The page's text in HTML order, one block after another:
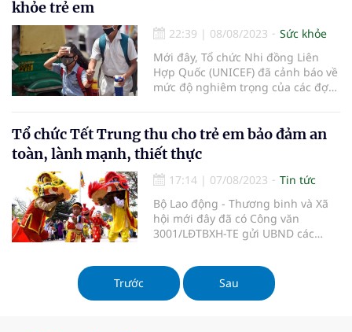
khỏe trẻ em
22:39 | 08/08/2023
Sức khỏe
Mới đây, Tổ chức Nhi đồng Liên
Hợp Quốc (UNICEF) đã cảnh báo về
mức độ nghiêm trọng của các đợt
Tổ chức Tết Trung thu cho trẻ em bảo đảm an
toàn, lành mạnh, thiết thực
17:14 | 07/08/2023
Tin tức
Bộ Lao động - Thương binh và Xã
hội mới đây đã có Công văn
3001/LĐTBXH-TE gửi UBND các
ương về việc tổ chức Tết Trung thu
năm 2023.
Trước Sau